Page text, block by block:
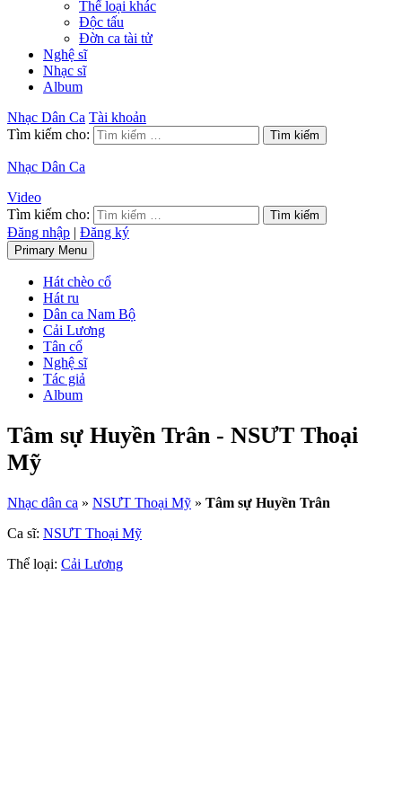
Thể loại khác
Độc tấu
Đờn ca tài tử
Nghệ sĩ
Nhạc sĩ
Album
Nhạc Dân Ca Tài khoản
Tìm kiếm cho:
Nhạc Dân Ca
Video
Tìm kiếm cho:
Đăng nhập | Đăng ký
Primary Menu
Hát chèo cổ
Hát ru
Dân ca Nam Bộ
Cải Lương
Tân cổ
Nghệ sĩ
Tác giả
Album
Tâm sự Huyền Trân - NSƯT Thoại
Mỹ
Nhạc dân ca » NSƯT Thoại Mỹ » Tâm sự Huyền Trân
Ca sĩ: NSƯT Thoại Mỹ
Thể loại: Cải Lương